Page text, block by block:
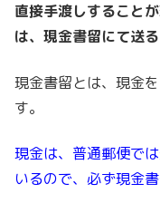
直接手渡しすること
は、現金書留にて送る
現金書留とは、現金
す。
現金は、普通郵便で
いるので、必ず現金